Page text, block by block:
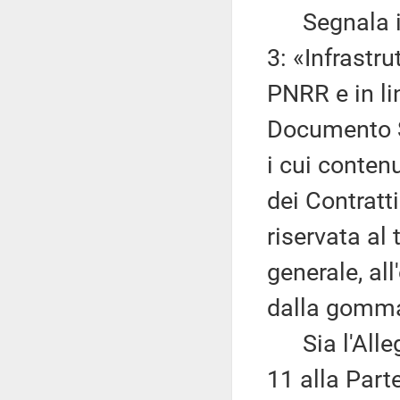
Segnala
3:
PNRR e in
Documento
i cui
dei
riservata al
generale,
dalla
Sia
11 alla